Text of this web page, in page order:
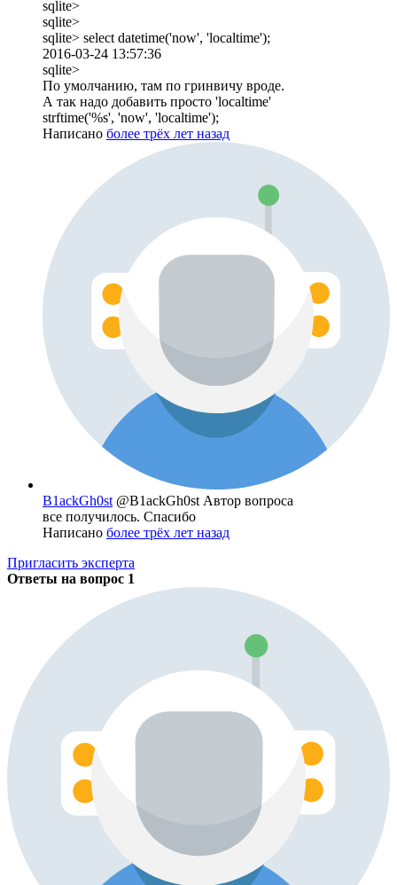
sqlite>
sqlite>
sqlite> select datetime('now', 'localtime');
2016-03-24 13:57:36
sqlite>
По умолчанию, там по гринвичу вроде.
А так надо добавить просто 'localtime'
strftime('%s', 'now', 'localtime');
Написано более трёх лет назад
B1ackGh0st @B1ackGh0st Автор вопроса
все получилось. Спасибо
Написано более трёх лет назад
Пригласить эксперта
Ответы на вопрос 1